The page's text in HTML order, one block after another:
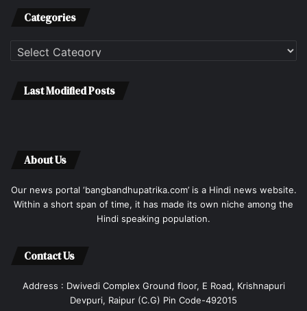
Categories
Categories
Last Modified Posts
About Us
Our news portal ‘bangbandhupatrika.com’ is a Hindi news website.
Within a short span of time, it has made its own niche among the
Hindi speaking population.
Contact Us
Address : Dwivedi Complex Ground floor, E Road, Krishnapuri
Devpuri, Raipur (C.G) Pin Code-492015